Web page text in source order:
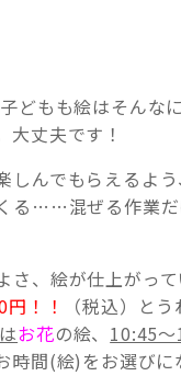
どもも絵はそんな
丈夫です！
んでもらえるよ
る……混ぜる作業
さ、絵が仕上がっ
円！！ （税込）と
お花の絵、 10:45
間(絵)をお選びに